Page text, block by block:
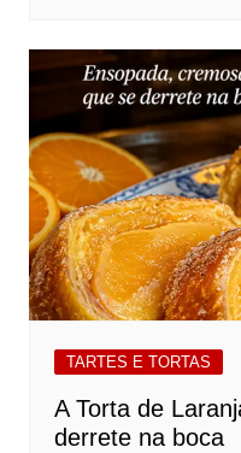
TARTES E TORTAS
A Torta de
derrete na boca